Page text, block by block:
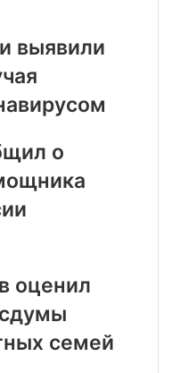
выявили
о
оценил
семей